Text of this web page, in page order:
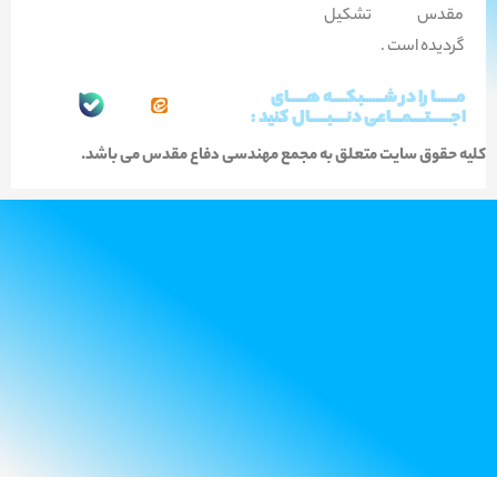
مقدس تشکیل
گردیده است .
مــــــا را در شــــــبکــــه هـــــای
اجــــــتــــمـــاعی دنــــبـــــال کنید :
کلیه حقوق سایت متعلق به مجمع مهندسی دفاع مقدس می باشد.